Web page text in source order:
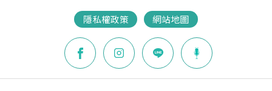
隱私權政策 網站地圖